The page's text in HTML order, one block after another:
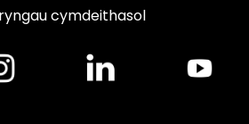
cymdeithasol